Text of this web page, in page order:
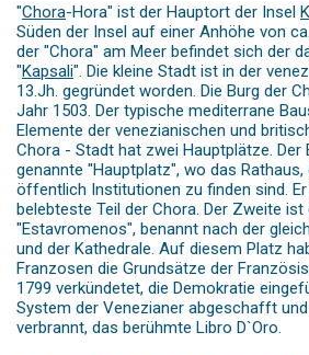
"Chora-Hora" ist der Hauptort der Insel
Süden der Insel auf einer Anhöhe von
der "Chora" am Meer befindet sich der
"Kapsali". Die kleine Stadt ist in der
13.Jh. gegründet worden. Die Burg der
Jahr 1503. Der typische mediterrane
Elemente der venezianischen und
Chora - Stadt hat zwei Hauptplätze. Der
genannte "Hauptplatz", wo das Rathaus,
öffentlich Institutionen zu finden sind.
belebteste Teil der Chora. Der Zweite ist
"Estavromenos", benannt nach der
und der Kathedrale. Auf diesem Platz
Franzosen die Grundsätze der
1799 verkündetet, die Demokratie
System der Venezianer abgeschafft
verbrannt, das berühmte Libro D`Oro.